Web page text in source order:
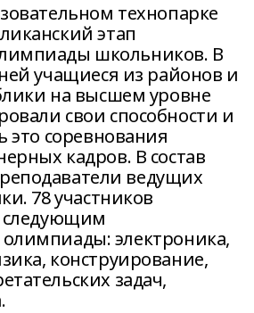
технопарке
этап
школьников. В
учащиеся из районов и
на высшем уровне
свои способности и
это соревнования
кадров. В состав
ведущих
78 участников
следующим
электроника,
конструирование,
задач,